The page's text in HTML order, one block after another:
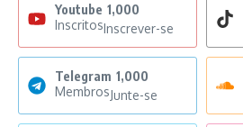
Youtube 1,000
InscritosInscrever-se
Telegram 1,000
MembrosJunte-se